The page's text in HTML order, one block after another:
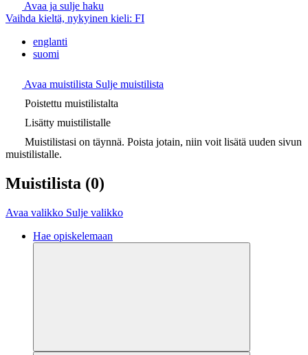
Avaa ja sulje haku
Vaihda kieltä, nykyinen kieli: FI
englanti
suomi
Avaa muistilista Sulje muistilista
Poistettu muistilistalta
Lisätty muistilistalle
Muistilistasi on täynnä. Poista jotain, niin voit lisätä uuden sivun
muistilistalle.
Muistilista (0)
Avaa valikko Sulje valikko
Hae opiskelemaan